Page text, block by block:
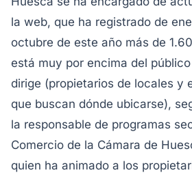
la web, que ha registrado de
octubre de este año más de
está muy por encima del
dirige (propietarios de locales y
que buscan dónde ubicarse),
la responsable de programas
Comercio de la Cámara de
quien ha animado a los